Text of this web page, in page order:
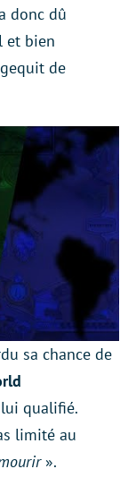
donc dû
et bien
de
sa chance de
lui qualifié.
limité au
».